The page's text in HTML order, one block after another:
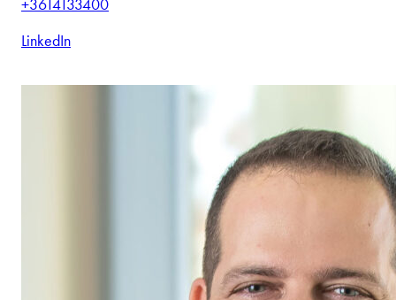
+3614133400
LinkedIn